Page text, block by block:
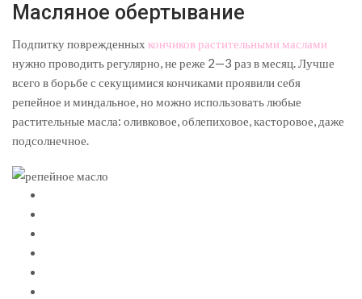
Масляное обертывание
Подпитку поврежденных кончиков растительными маслами
нужно проводить регулярно, не реже 2—3 раз в месяц. Лучше
всего в борьбе с секущимися кончиками проявили себя
репейное и миндальное, но можно использовать любые
растительные масла: оливковое, облепиховое, касторовое, даже
подсолнечное.